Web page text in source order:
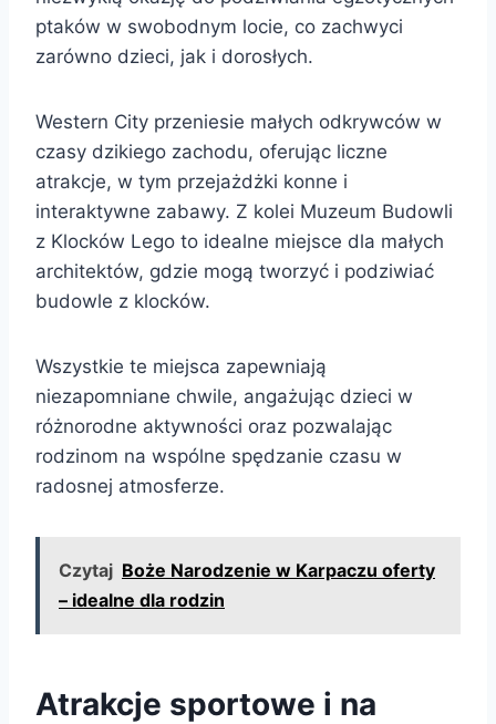
ptaków w swobodnym locie, co zachwyci
zarówno dzieci, jak i dorosłych.
Western City przeniesie małych odkrywców w
czasy dzikiego zachodu, oferując liczne
atrakcje, w tym przejażdżki konne i
interaktywne zabawy. Z kolei Muzeum Budowli
z Klocków Lego to idealne miejsce dla małych
architektów, gdzie mogą tworzyć i podziwiać
budowle z klocków.
Wszystkie te miejsca zapewniają
niezapomniane chwile, angażując dzieci w
różnorodne aktywności oraz pozwalając
rodzinom na wspólne spędzanie czasu w
radosnej atmosferze.
Czytaj Boże Narodzenie w Karpaczu oferty
– idealne dla rodzin
Atrakcje sportowe i na